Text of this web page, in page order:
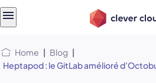
Home | Blog |
Heptapod : le GitLab amélioré